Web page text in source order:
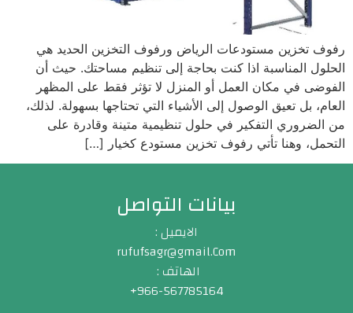
رفوف تخزين مستودعات الرياض ورفوف التخزين الحديد هي
الحلول المناسبة اذا كنت بحاجة إلى تنظيم مساحتك. حيث أن
الفوضى في مكان العمل أو المنزل لا تؤثر فقط على المظهر
العام، بل تعيق الوصول إلى الأشياء التي تحتاجها بسهولة. لذلك،
من الضروري التفكير في حلول تنظيمية متينة وقادرة على
التحمل، وهنا تأتي رفوف تخزين مستودع كخيار […]
بيانات التواصل
الايميل :
rufufsagr@gmail.Com
الهاتف :
966-567785164+